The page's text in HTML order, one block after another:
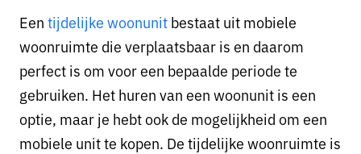
Eentijdelijke woonunitbestaat uit mobiele
woonruimte die verplaatsbaar is en daarom
perfect is om voor een bepaalde periode te
gebruiken. Het huren van een woonunit is een
optie, maar je hebt ook de mogelijkheid om een
mobiele unit te kopen. De tijdelijke woonruimte is